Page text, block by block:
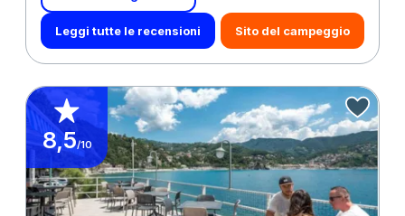
Leggi tutte le recensioni Sito del campeggio
8,5/10